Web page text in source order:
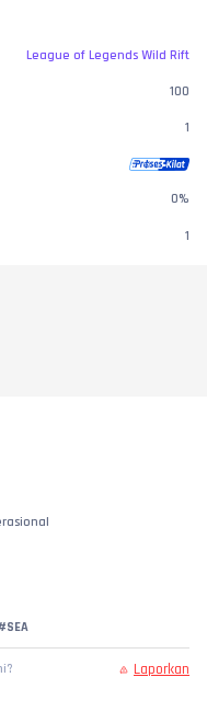
League of Legends Wild Rift
100
1
0%
1
Laporkan